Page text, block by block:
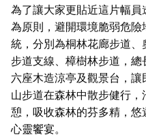
為了讓大家更貼近這片幅
為原則，避開環境脆弱危
統，分別為桐林花廊步道
步道支線、樟樹林步道，
六座木造涼亭及觀景台，
山步道在森林中散步健行
憩，吸收森林的芬多精，
心靈饗宴。